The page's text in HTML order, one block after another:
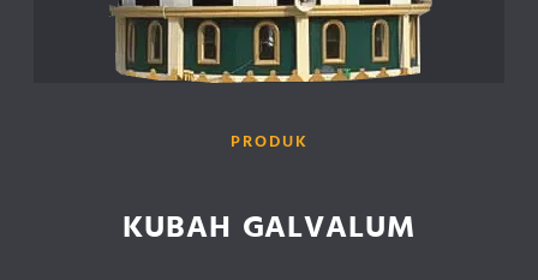
PRODUK
KUBAH GALVALUM